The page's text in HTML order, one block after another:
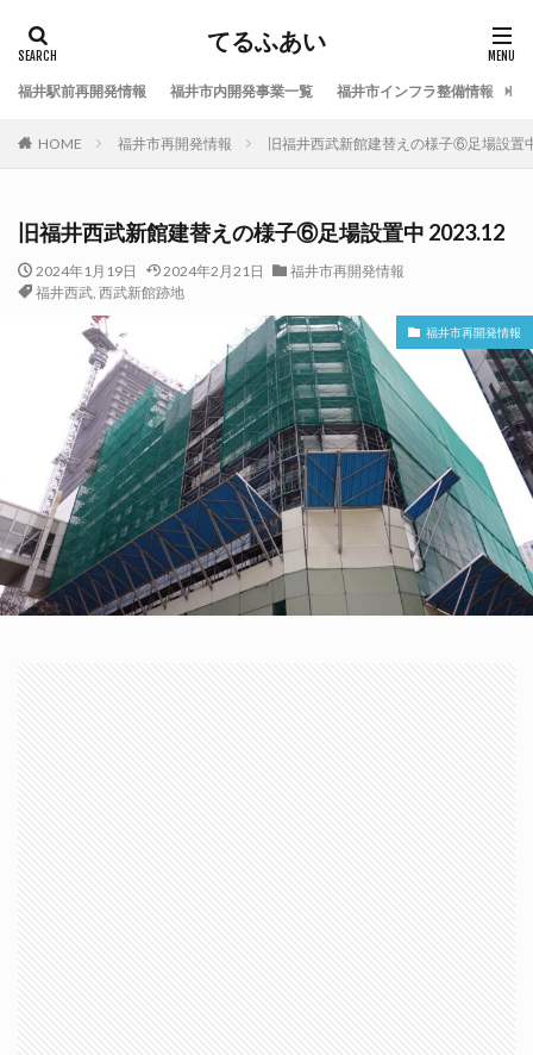
てるふあい
福井駅前再開発情報 福井市内開発事業一覧 福井市インフラ整備情報
HOME 福井市再開発情報 旧福井西武新館建替えの様子⑥足場設置
旧福井西武新館建替えの様子⑥足場設置中 2023.12
2024年1月19日 2024年2月21日
福井市再開発情報
福井西武, 西武新館跡地
福井市再開発情報